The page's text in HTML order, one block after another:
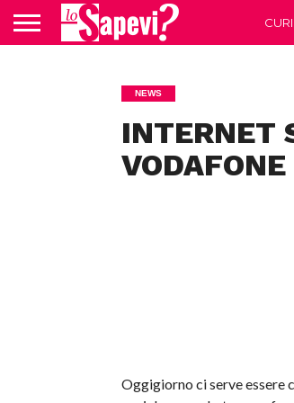
NEWS
INTERNET
Oggigiorno ci serve essere